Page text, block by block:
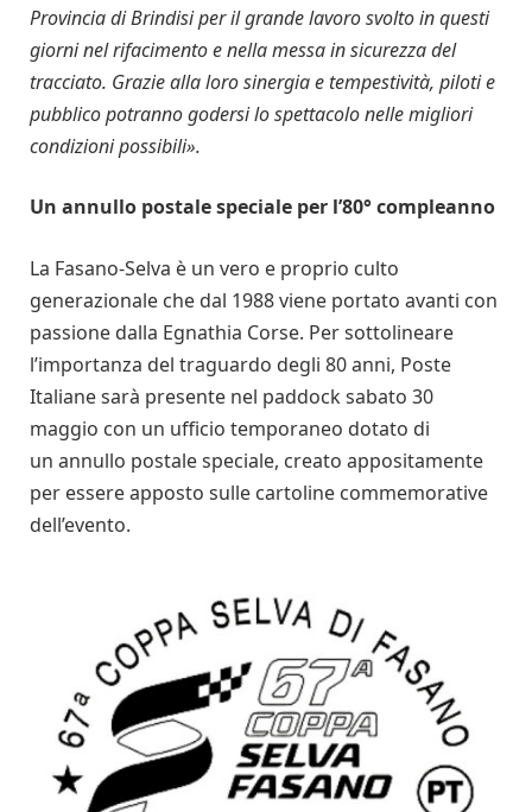
Provincia di Brindisi per il grande lavoro svolto in questi
giorni nel rifacimento e nella messa in sicurezza del
tracciato. Grazie alla loro sinergia e tempestività, piloti e
pubblico potranno godersi lo spettacolo nelle migliori
condizioni possibili».
Un annullo postale speciale per l’80° compleanno
La Fasano-Selva è un vero e proprio culto
generazionale che dal 1988 viene portato avanti con
passione dalla Egnathia Corse. Per sottolineare
l’importanza del traguardo degli 80 anni, Poste
Italiane sarà presente nel paddock sabato 30
maggio con un ufficio temporaneo dotato di
un annullo postale speciale, creato appositamente
per essere apposto sulle cartoline commemorative
dell’evento.